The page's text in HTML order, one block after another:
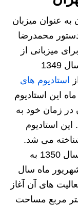
به عنوان میزبان
محمدرضا
میزبانی از
این بازی ها در تهران ساخته شود. در سال 1349
استادیوم های
بزرگ زده شد و تنها در طی 17 ماه این استادیوم
در زمان خود به
استادیوم
شناخته می شد.
ورزشگاه آزادی تهران در 25 مهر ماه سال 1350 به
رسمی افتتاح شد و اما در 10 شهریور ماه سال
های آن آغاز
تهران 141 هزار متر مربع مساحت